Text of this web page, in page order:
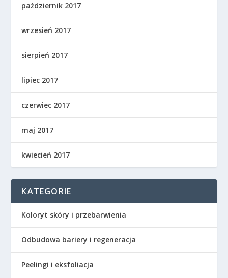
październik 2017
wrzesień 2017
sierpień 2017
lipiec 2017
czerwiec 2017
maj 2017
kwiecień 2017
KATEGORIE
Koloryt skóry i przebarwienia
Odbudowa bariery i regeneracja
Peelingi i eksfoliacja